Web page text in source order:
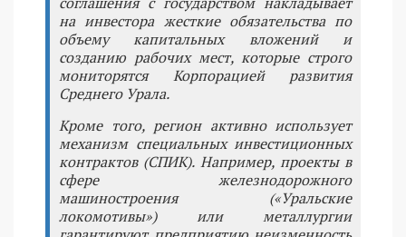
на инвестора жесткие обязательства по
объему капитальных вложений и
созданию рабочих мест, которые строго
мониторятся Корпорацией развития
Среднего Урала.
Кроме того, регион активно использует
механизм специальных инвестиционных
контрактов (СПИК). Например, проекты в
сфере железнодорожного
машиностроения («Уральские
локомотивы») или металлургии